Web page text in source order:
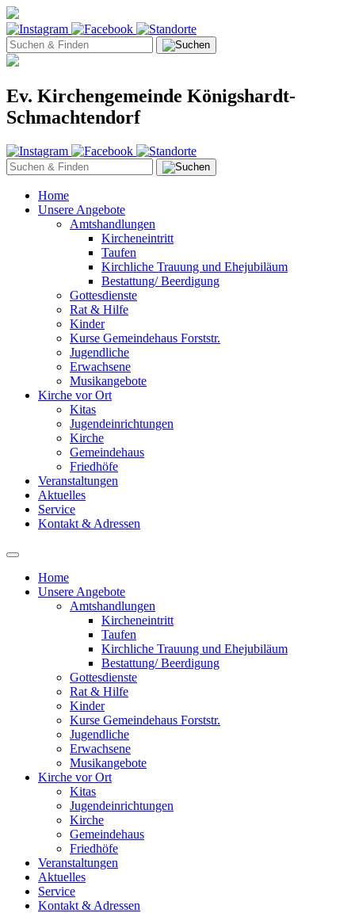
Ev. Kirchengemeinde Königshardt-
Schmachtendorf
Home
Unsere Angebote
Amtshandlungen
Kircheneintritt
Taufen
Kirchliche Trauung und Ehejubiläum
Bestattung/ Beerdigung
Gottesdienste
Rat & Hilfe
Kinder
Kurse Gemeindehaus Forststr.
Jugendliche
Erwachsene
Musikangebote
Kirche vor Ort
Kitas
Jugendeinrichtungen
Kirche
Gemeindehaus
Friedhöfe
Veranstaltungen
Aktuelles
Service
Kontakt & Adressen
Home
Unsere Angebote
Amtshandlungen
Kircheneintritt
Taufen
Kirchliche Trauung und Ehejubiläum
Bestattung/ Beerdigung
Gottesdienste
Rat & Hilfe
Kinder
Kurse Gemeindehaus Forststr.
Jugendliche
Erwachsene
Musikangebote
Kirche vor Ort
Kitas
Jugendeinrichtungen
Kirche
Gemeindehaus
Friedhöfe
Veranstaltungen
Aktuelles
Service
Kontakt & Adressen